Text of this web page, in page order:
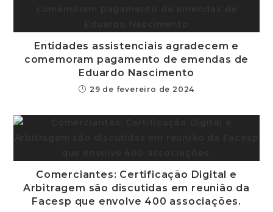
Entidades assistenciais agradecem e
comemoram pagamento de emendas de
Eduardo Nascimento
29 de fevereiro de 2024
Comerciantes: Certificação Digital e
Arbitragem são discutidas em reunião da
Facesp que envolve 400 associações.